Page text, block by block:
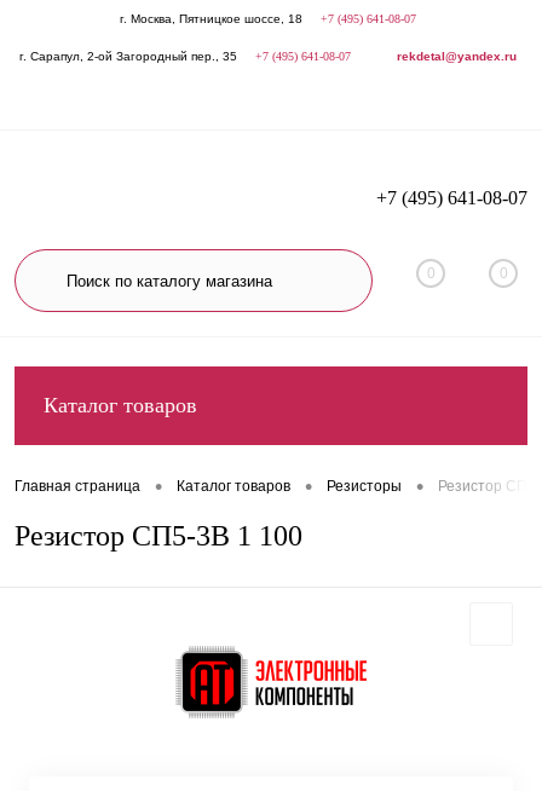
г. Москва, Пятницкое шоссе, 18 +7 (495) 641-08-07
г. Сарапул, 2-ой Загородный пер., 35 +7 (495) 641-08-07 rekdetal@yandex.ru
+7 (495) 641-08-07
0 0
Каталог товаров
Главная страница • Каталог товаров • Резисторы • Резистор
Резистор СП5-3В 1 100